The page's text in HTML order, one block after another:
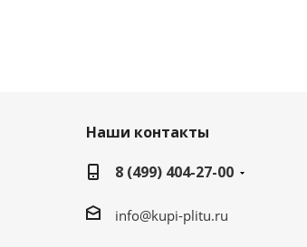
Наши контакты
8 (499) 404-27-00
info@kupi-plitu.ru